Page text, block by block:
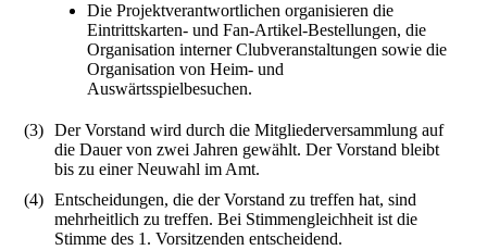
Die Projektverantwortlichen organisieren die
Eintrittskarten- und Fan-Artikel-Bestellungen, die
Organisation interner Clubveranstaltungen sowie die
Organisation von Heim- und
Auswärtsspielbesuchen.
(3)
Der Vorstand wird durch die Mitgliederversammlung auf
die Dauer von zwei Jahren gewählt. Der Vorstand bleibt
bis zu einer Neuwahl im Amt.
(4)
Entscheidungen, die der Vorstand zu treffen hat, sind
mehrheitlich zu treffen. Bei Stimmengleichheit ist die
Stimme des 1. Vorsitzenden entscheidend.